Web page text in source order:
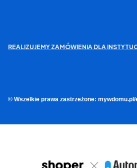
REALIZUJEMY ZAMÓWIENIA DLA
© Wszelkie prawa zastrzeżone: